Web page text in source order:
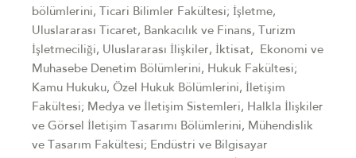
bölümlerini, Ticari Bilimler Fakültesi; İşletme,
Uluslararası Ticaret, Bankacılık ve Finans, Turizm
İşletmeciliği, Uluslararası İlişkiler, İktisat, Ekonomi ve
Muhasebe Denetim Bölümlerini, Hukuk Fakültesi;
Kamu Hukuku, Özel Hukuk Bölümlerini, İletişim
Fakültesi; Medya ve İletişim Sistemleri, Halkla İlişkiler
ve Görsel İletişim Tasarımı Bölümlerini, Mühendislik
ve Tasarım Fakültesi; Endüstri ve Bilgisayar